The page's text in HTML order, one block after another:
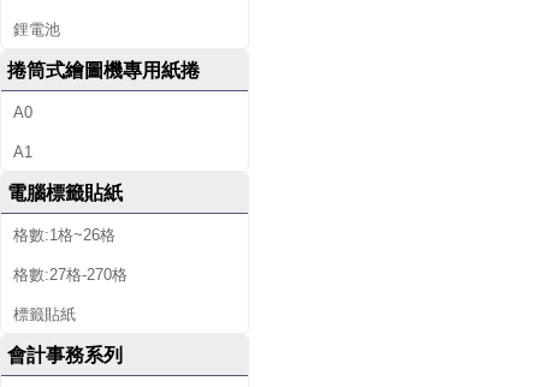
鋰電池
捲筒式繪圖機專用紙捲
A0
A1
電腦標籤貼紙
格數:1格~26格
格數:27格-270格
標籤貼紙
會計事務系列